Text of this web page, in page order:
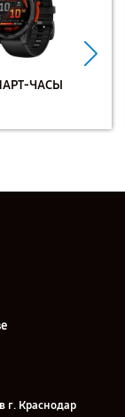
ЧАСЫ
г. Краснодар